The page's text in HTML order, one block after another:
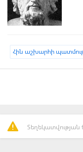
Հին աշխարհի
Տեղեկատվության